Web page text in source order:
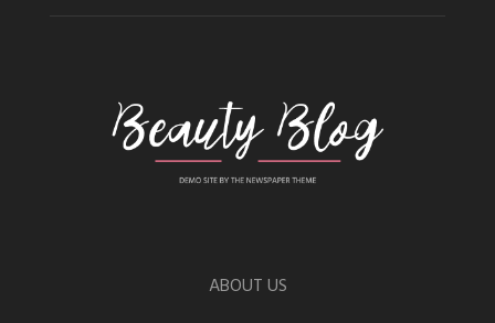
ABOUT US